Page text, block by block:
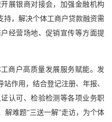
展银商对接会，加强金融机构
持，解决个体工商户贷款融资需
经营场地、促销宣传等方面提
商户高质量发展服务赋能。发
作用，结合登记注册、年报、
认可、检验检测等各项业务职
解难题“三送一解”走访，为个体